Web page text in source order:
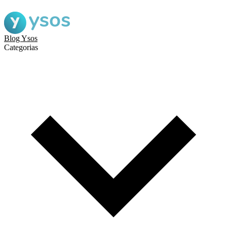
Blog Ysos
Categorias